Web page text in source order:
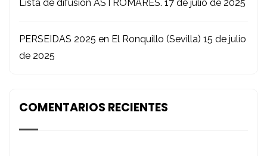
Lista de difusión ASTROMARES. 17 de julio de 2025
PERSEIDAS 2025 en El Ronquillo (Sevilla) 15 de julio
de 2025
COMENTARIOS RECIENTES